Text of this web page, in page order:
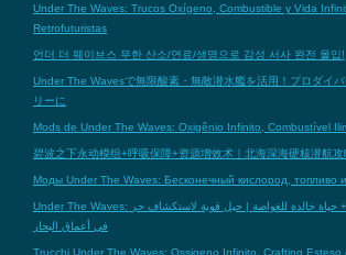
Under The Waves: Trucos Oxígeno, Combustible y Vida
Retrofuturistas
언더 더 웨이브스 무한 산소/연료/생명으로 감성 서사 완전 몰입!
Under The Wavesで無限酸素・無敵潜水艦を活用！プロダイ
リーに
Mods de Under The Waves: Oxigênio Infinito, Combustível
碧波之下永动模组+呼吸保障+资源增效术｜北海深海硬核潜航攻
Моды Under The Waves: Бесконечный кислород, топливо
Under The Waves: أكسجين ووقود لا نهائي + حياة خالدة للغواصة | حيل قوية لاستكشاف حر
في أعماق البحار
Trucchi Under The Waves: Ossigeno Infinito, Crafting Esteso